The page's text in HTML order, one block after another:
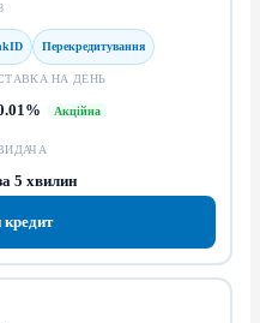
Перекредитування
НА ДЕНЬ
Акційна
5 хвилин